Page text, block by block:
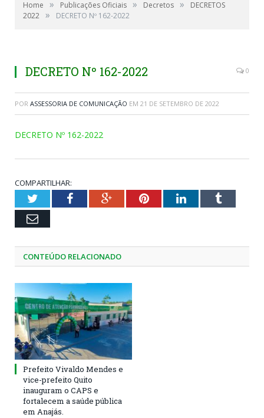
Home » Publicações Oficiais » Decretos »
DECRETOS
2022 » DECRETO Nº 162-2022
DECRETO Nº 162-2022 0
POR ASSESSORIA DE COMUNICAÇÃO EM 21 DE SETEMBRO DE 2022
DECRETO Nº 162-2022
COMPARTILHAR:
TwitterFacebookGoogle+PinterestLinkedInTumblr
Email
CONTEÚDO RELACIONADO
Prefeito Vivaldo Mendes e
vice-prefeito Quito
inauguram o CAPS e
fortalecem a saúde pública
em Anajás.